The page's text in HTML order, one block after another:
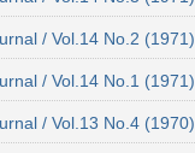
/ Vol.14 No.2 (1971)
/ Vol.14 No.1 (1971)
/ Vol.13 No.4 (1970)